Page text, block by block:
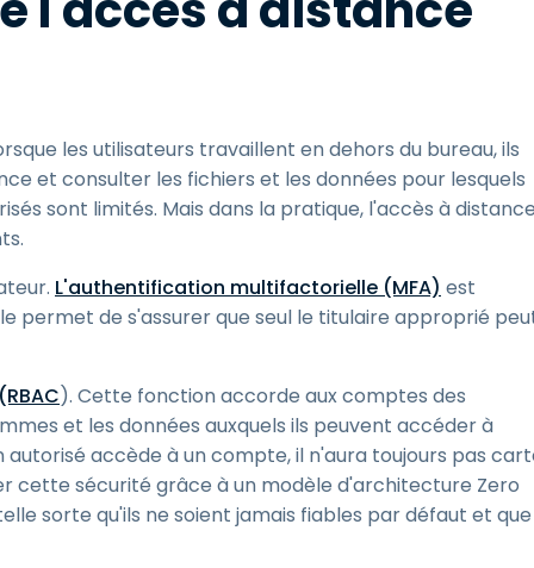
les utilisateurs travaillent en dehors du bureau, ils
et consulter les fichiers et les données pour lesquels
sont limités. Mais dans la pratique, l'accès à
L'authentification multifactorielle (MFA) est
permet de s'assurer que seul le titulaire approprié
). Cette fonction accorde aux comptes des
et les données auxquels ils peuvent accéder à
accède à un compte, il n'aura toujours pas
cette sécurité grâce à un modèle d'architecture Zero
sorte qu'ils ne soient jamais fiables par défaut et que